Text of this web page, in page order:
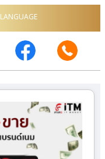
LANGUAGE